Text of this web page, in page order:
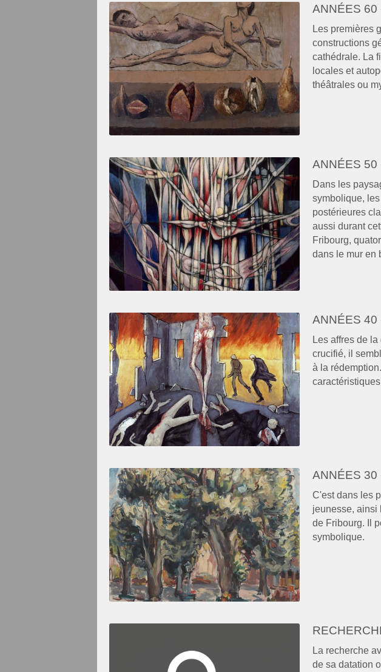
ANNÉES 60
Les premières
constructions
cathédrale. La
locales et
théâtrales ou
ANNÉES 50
Dans les
symbolique,
postérieures
aussi durant
Fribourg,
dans le mur en
ANNÉES 40
Les affres de
crucifié, il
à la
ANNÉES 30
C'est dans les
jeunesse, ainsi
de Fribourg. Il
symbolique.
La recherche
de sa datation